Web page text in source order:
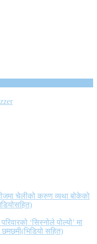
चेलीको करुण व्यथा बोकेको
‘सिस्नोले पोल्यो’ मा
छमछमी(भिडियो सहित)